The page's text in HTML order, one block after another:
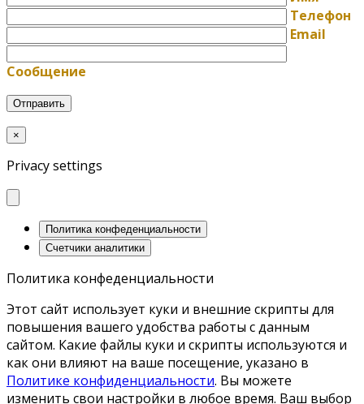
Телефон
Email
Сообщение
×
Privacy settings
Политика конфеденциальности
Счетчики аналитики
Политика конфеденциальности
Этот сайт использует куки и внешние скрипты для
повышения вашего удобства работы с данным
сайтом. Какие файлы куки и скрипты используются и
как они влияют на ваше посещение, указано в
Политике конфиденциальности. Вы можете
изменить свои настройки в любое время. Ваш выбор